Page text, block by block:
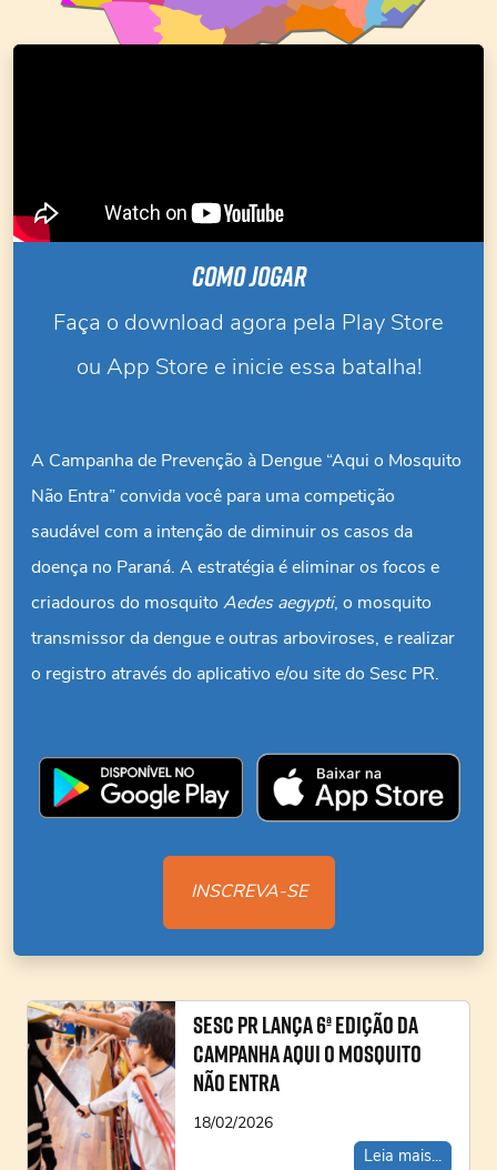
Como jogar
Faça o download agora pela Play Store
ou App Store e inicie essa batalha!
A Campanha de Prevenção à Dengue “Aqui o Mosquito
Não Entra” convida você para uma competição
saudável com a intenção de diminuir os casos da
doença no Paraná. A estratégia é eliminar os focos e
criadouros do mosquito Aedes aegypti, o mosquito
transmissor da dengue e outras arboviroses, e realizar
o registro através do aplicativo e/ou site do Sesc PR.
INSCREVA-SE
Sesc PR lança 6ª edição da
campanha Aqui o Mosquito
não Entra
18/02/2026
Leia mais...